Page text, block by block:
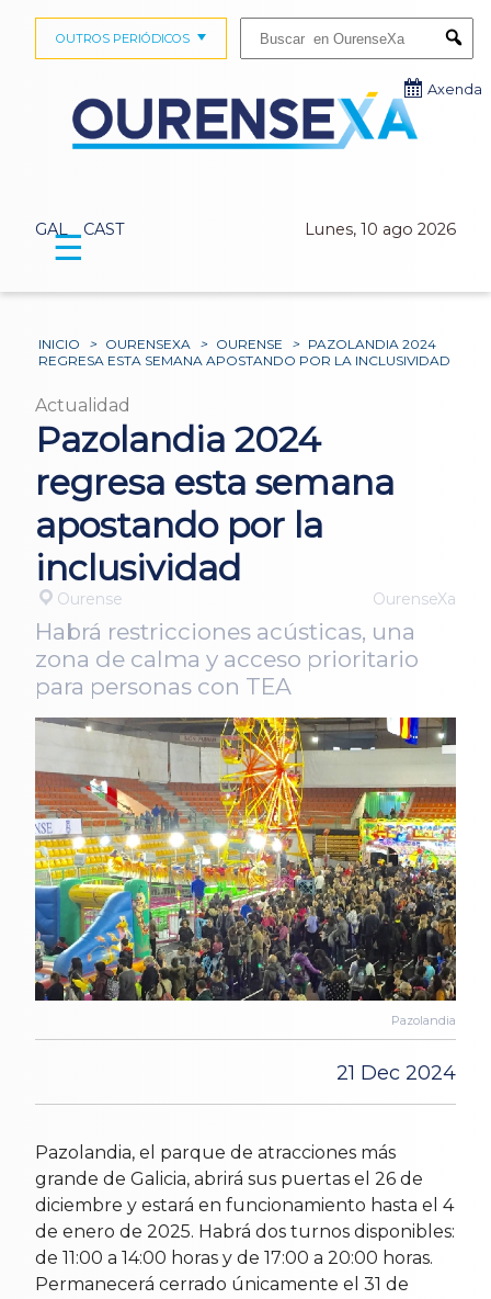
GAL CAST Lunes, 10 ago 2026
OUTROS PERIÓDICOS
Axenda
☰
INICIO > OURENSEXA > OURENSE > PAZOLANDIA 2024
REGRESA ESTA SEMANA APOSTANDO POR LA INCLUSIVIDAD
Actualidad
Pazolandia 2024
regresa esta semana
apostando por la
inclusividad
Ourense OurenseXa
Habrá restricciones acústicas, una
zona de calma y acceso prioritario
para personas con TEA
Pazolandia
21 Dec 2024
Pazolandia, el parque de atracciones más
grande de Galicia, abrirá sus puertas el 26 de
diciembre y estará en funcionamiento hasta el 4
de enero de 2025. Habrá dos turnos disponibles:
de 11:00 a 14:00 horas y de 17:00 a 20:00 horas.
Permanecerá cerrado únicamente el 31 de